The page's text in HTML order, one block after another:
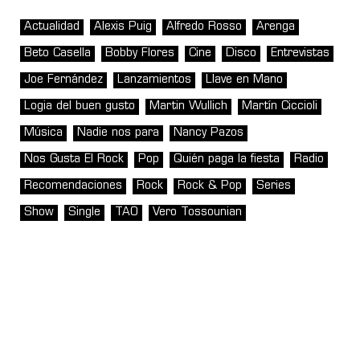
Actualidad Alexis Puig Alfredo Rosso Arenga
Beto Casella Bobby Flores Cine Disco Entrevistas
Joe Fernández Lanzamientos Llave en Mano
Logia del buen gusto Martin Wullich Martín Ciccioli
Música Nadie nos para Nancy Pazos
Nos Gusta El Rock Pop Quién paga la fiesta Radio
Recomendaciones Rock Rock & Pop Series
Show Single TAO Vero Tossounian